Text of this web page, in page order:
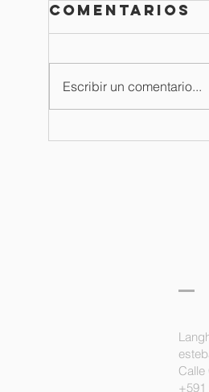
Boletín de
Comentarios
Escribir un comentario...
Calle
+591